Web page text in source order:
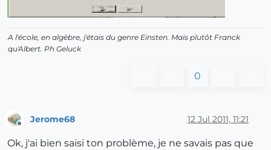
A l'école, en algèbre, j'étais du genre Einsten. Mais plutôt Franck
qu'Albert. Ph Geluck
0
Jerome68 12 Jul 2011, 11:21
Ok, j'ai bien saisi ton problème, je ne savais pas que